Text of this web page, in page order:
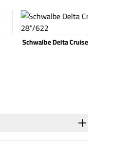
Katso tuote
Schwalbe Road Cruiser 12x1.75